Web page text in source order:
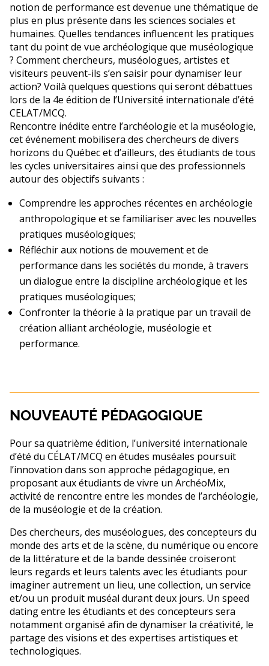
notion de performance est devenue une thématique de
plus en plus présente dans les sciences sociales et
humaines. Quelles tendances influencent les pratiques
tant du point de vue archéologique que muséologique
? Comment chercheurs, muséologues, artistes et
visiteurs peuvent-ils s’en saisir pour dynamiser leur
action? Voilà quelques questions qui seront débattues
lors de la 4e édition de l’Université internationale d’été
CELAT/MCQ.
Rencontre inédite entre l’archéologie et la muséologie,
cet événement mobilisera des chercheurs de divers
horizons du Québec et d’ailleurs, des étudiants de tous
les cycles universitaires ainsi que des professionnels
autour des objectifs suivants :
Comprendre les approches récentes en archéologie
anthropologique et se familiariser avec les nouvelles
pratiques muséologiques;
Réfléchir aux notions de mouvement et de
performance dans les sociétés du monde, à travers
un dialogue entre la discipline archéologique et les
pratiques muséologiques;
Confronter la théorie à la pratique par un travail de
création alliant archéologie, muséologie et
performance.
NOUVEAUTÉ PÉDAGOGIQUE
Pour sa quatrième édition, l’université internationale
d’été du CÉLAT/MCQ en études muséales poursuit
l’innovation dans son approche pédagogique, en
proposant aux étudiants de vivre un ArchéoMix,
activité de rencontre entre les mondes de l’archéologie,
de la muséologie et de la création.
Des chercheurs, des muséologues, des concepteurs du
monde des arts et de la scène, du numérique ou encore
de la littérature et de la bande dessinée croiseront
leurs regards et leurs talents avec les étudiants pour
imaginer autrement un lieu, une collection, un service
et/ou un produit muséal durant deux jours. Un speed
dating entre les étudiants et des concepteurs sera
notamment organisé afin de dynamiser la créativité, le
partage des visions et des expertises artistiques et
technologiques.